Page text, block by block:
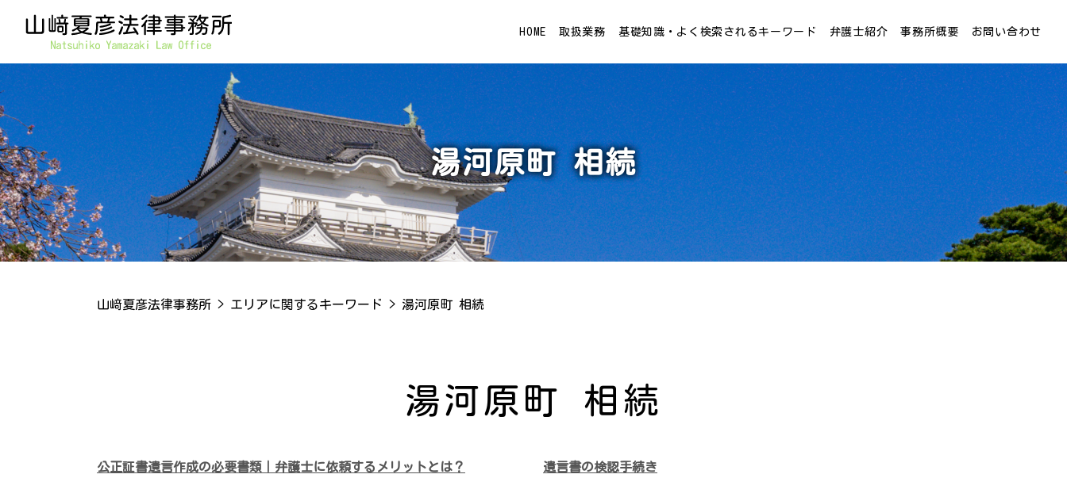
HOME 取扱業務 基礎知識・よく検索されるキーワード 弁護士紹介 事務所概要 お問い合わせ
湯河原町 相続
山﨑夏彦法律事務所 > エリアに関するキーワード > 湯河原町 相続
湯河原町 相続
公正証書遺言作成の必要書類｜弁護士に依頼するメリットとは？ 遺言書の検認手続き